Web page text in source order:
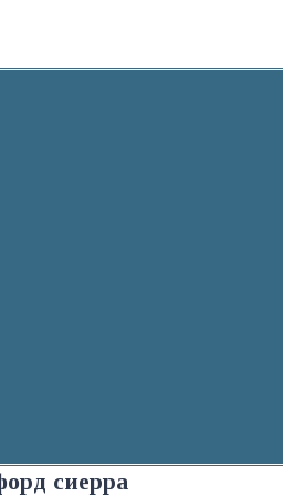
сиерра